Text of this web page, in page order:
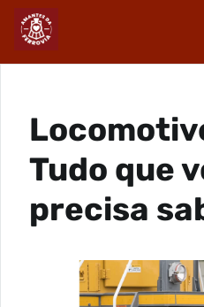
Tudo que
precisa